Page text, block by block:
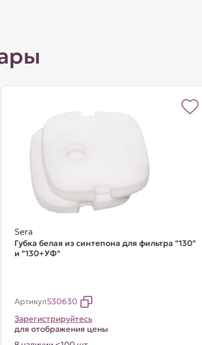
Sera
Губка белая из синтепона для фильтра "130"
и "130+УФ"
АртикулS30630
Зарегистрируйтесь
для отображения цены